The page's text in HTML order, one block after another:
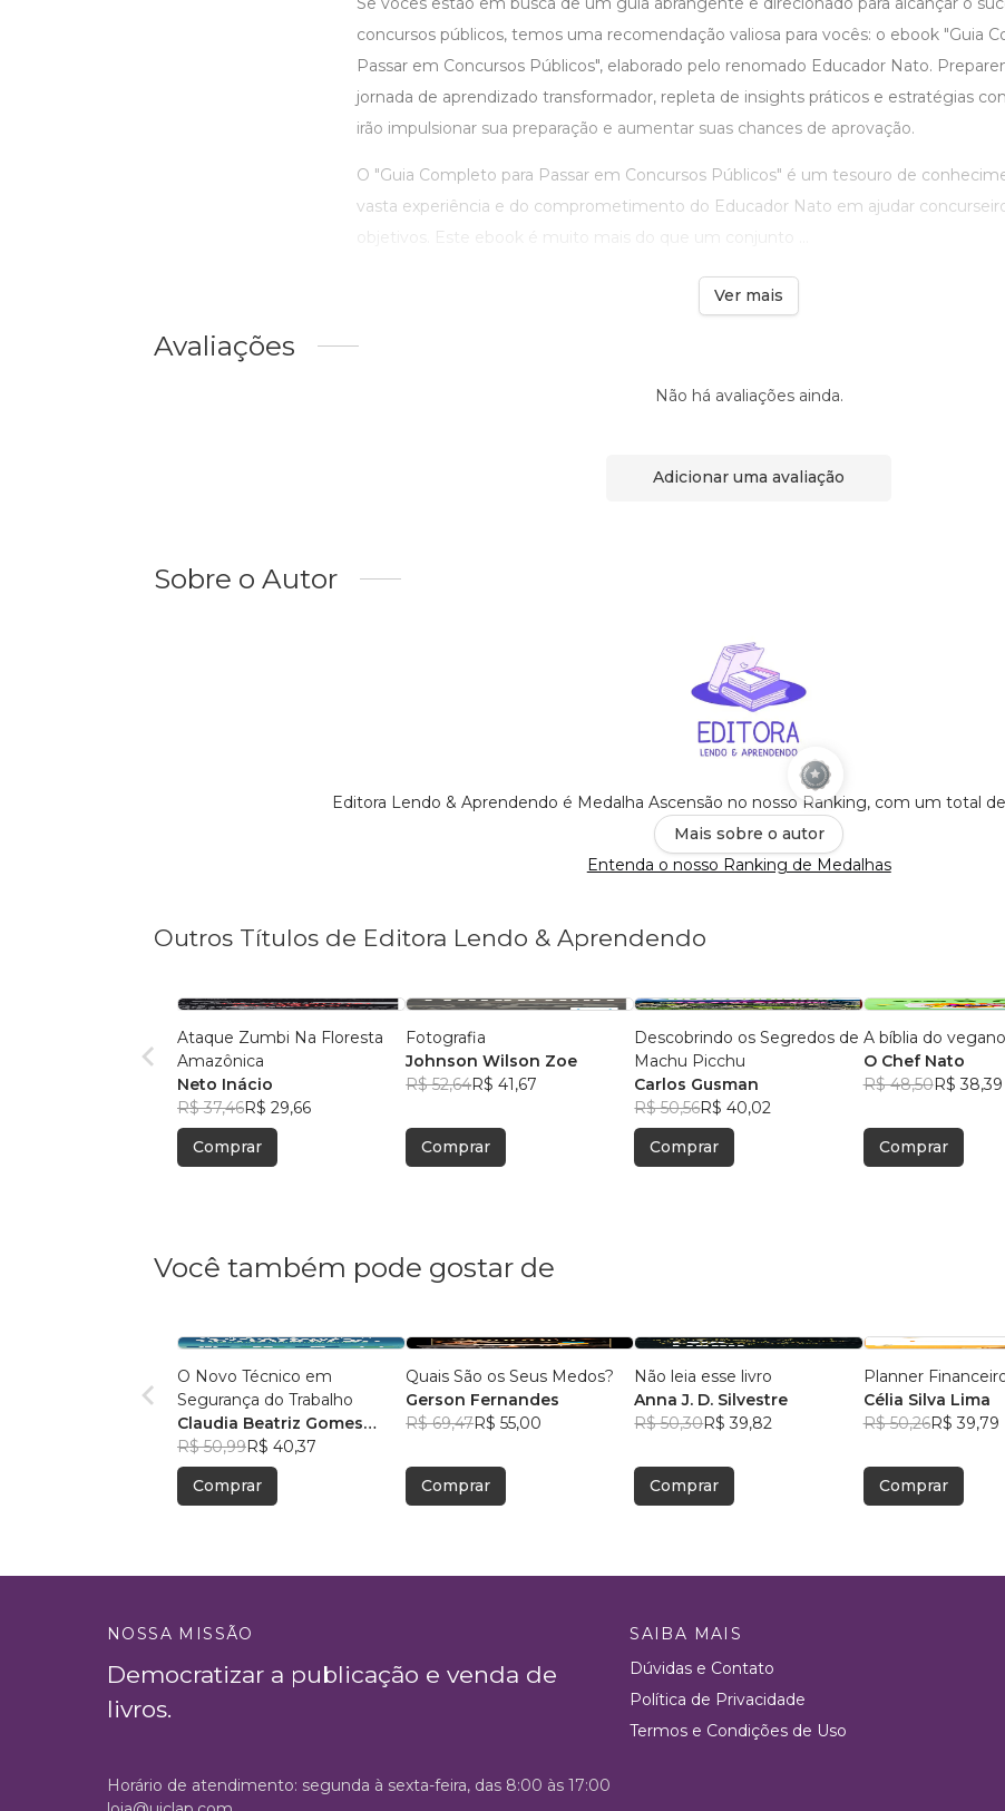
concursos públicos, temos uma recomendação valiosa para vocês: o ebook "Guia
Passar em Concursos Públicos", elaborado pelo renomado Educador Nato.
jornada de aprendizado transformador, repleta de insights práticos e estratégias
irão impulsionar sua preparação e aumentar suas chances de aprovação.
O "Guia Completo para Passar em Concursos Públicos" é um tesouro de
vasta experiência e do comprometimento do Educador Nato em ajudar
objetivos. Este ebook é muito mais do que um conjunto ...
Ver mais
Avaliações
Não há avaliações ainda.
Adicionar uma avaliação
Sobre o Autor
Editora Lendo & Aprendendo é Medalha Ascensão no nosso Ranking, com um total de
Mais sobre o autor
Entenda o nosso Ranking de Medalhas
Outros Títulos de Editora Lendo & Aprendendo
Ataque Zumbi Na Floresta
Amazônica
Neto Inácio
R$ 37,46R$ 29,66
Comprar
Fotografia
Johnson Wilson Zoe
R$ 52,64R$ 41,67
Comprar
Descobrindo os Segredos de
Machu Picchu
Carlos Gusman
R$ 50,56R$ 40,02
Comprar
A bíblia do vegano
O Chef Nato
R$ 48,50R$ 38,39
Comprar
Você também pode gostar de
O Novo Técnico em
Segurança do Trabalho
Claudia Beatriz Gomes
Almeida
R$ 50,99R$ 40,37
Comprar
Quais São os Seus Medos?
Gerson Fernandes
R$ 69,47R$ 55,00
Comprar
Não leia esse livro
Anna J. D. Silvestre
R$ 50,30R$ 39,82
Comprar
Planner
Célia Silva Lima
R$ 50,26R$ 39,79
Comprar
NOSSA MISSÃO
Democratizar a publicação e venda de
livros.
SAIBA MAIS
Dúvidas e Contato
Política de Privacidade
Termos e Condições de Uso
Horário de atendimento: segunda à sexta-feira, das 8:00 às 17:00